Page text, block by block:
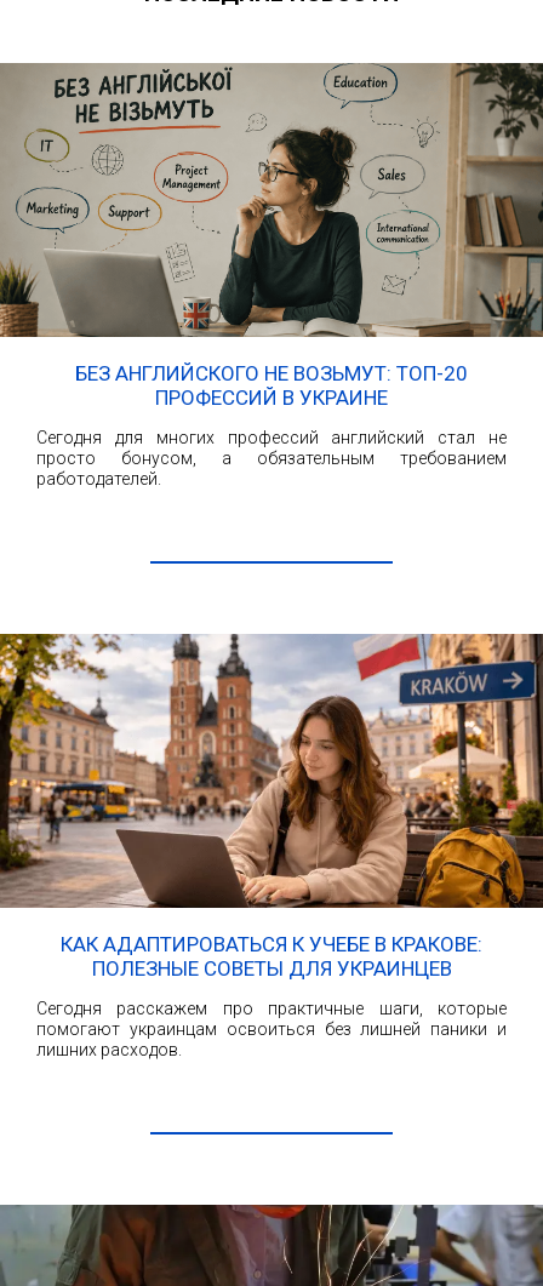
БЕЗ АНГЛИЙСКОГО НЕ ВОЗЬМУТ: ТОП-20
ПРОФЕССИЙ В УКРАИНЕ
Сегодня для многих профессий английский стал не
просто бонусом, а обязательным требованием
работодателей.
КАК АДАПТИРОВАТЬСЯ К УЧЕБЕ В КРАКОВЕ:
ПОЛЕЗНЫЕ СОВЕТЫ ДЛЯ УКРАИНЦЕВ
Сегодня расскажем про практичные шаги, которые
помогают украинцам освоиться без лишней паники и
лишних расходов.